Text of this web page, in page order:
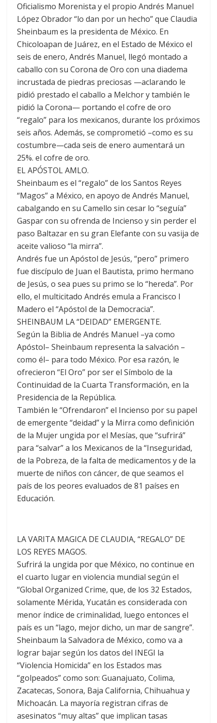
Oficialismo Morenista y el propio Andrés Manuel
López Obrador “lo dan por un hecho” que Claudia
Sheinbaum es la presidenta de México. En
Chicoloapan de Juárez, en el Estado de México el
seis de enero, Andrés Manuel, llegó montado a
caballo con su Corona de Oro con una diadema
incrustada de piedras preciosas —aclarando le
pidió prestado el caballo a Melchor y también le
pidió la Corona— portando el cofre de oro
“regalo” para los mexicanos, durante los próximos
seis años. Además, se comprometió –como es su
costumbre—cada seis de enero aumentará un
25%. el cofre de oro.
EL APÓSTOL AMLO.
Sheinbaum es el “regalo” de los Santos Reyes
“Magos” a México, en apoyo de Andrés Manuel,
cabalgando en su Camello sin cesar lo “seguía”
Gaspar con su ofrenda de Incienso y sin perder el
paso Baltazar en su gran Elefante con su vasija de
aceite valioso “la mirra”.
Andrés fue un Apóstol de Jesús, “pero” primero
fue discípulo de Juan el Bautista, primo hermano
de Jesús, o sea pues su primo se lo “hereda”. Por
ello, el multicitado Andrés emula a Francisco I
Madero el “Apóstol de la Democracia”.
SHEINBAUM LA “DEIDAD” EMERGENTE.
Según la Biblia de Andrés Manuel –ya como
Apóstol– Sheinbaum representa la salvación –
como él– para todo México. Por esa razón, le
ofrecieron “El Oro” por ser el Símbolo de la
Continuidad de la Cuarta Transformación, en la
Presidencia de la República.
También le “Ofrendaron” el Incienso por su papel
de emergente “deidad” y la Mirra como definición
de la Mujer ungida por el Mesías, que “sufrirá”
para “salvar” a los Mexicanos de la “Inseguridad,
de la Pobreza, de la falta de medicamentos y de la
muerte de niños con cáncer, de que seamos el
país de los peores evaluados de 81 países en
Educación.
LA VARITA MAGICA DE CLAUDIA, “REGALO” DE
LOS REYES MAGOS.
Sufrirá la ungida por que México, no continue en
el cuarto lugar en violencia mundial según el
“Global Organized Crime, que, de los 32 Estados,
solamente Mérida, Yucatán es considerada con
menor índice de criminalidad, luego entonces el
país es un “lago, mejor dicho, un mar de sangre”.
Sheinbaum la Salvadora de México, como va a
lograr bajar según los datos del INEGI la
“Violencia Homicida” en los Estados mas
“golpeados” como son: Guanajuato, Colima,
Zacatecas, Sonora, Baja California, Chihuahua y
Michoacán. La mayoría registran cifras de
asesinatos “muy altas” que implican tasas